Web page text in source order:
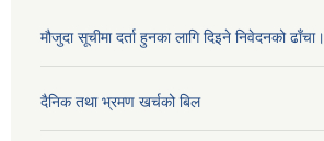
मौजुदा सूचीमा दर्ता हुनका लागि दिइने निवेदनको ढाँचा।
दैनिक तथा भ्रमण खर्चको बिल